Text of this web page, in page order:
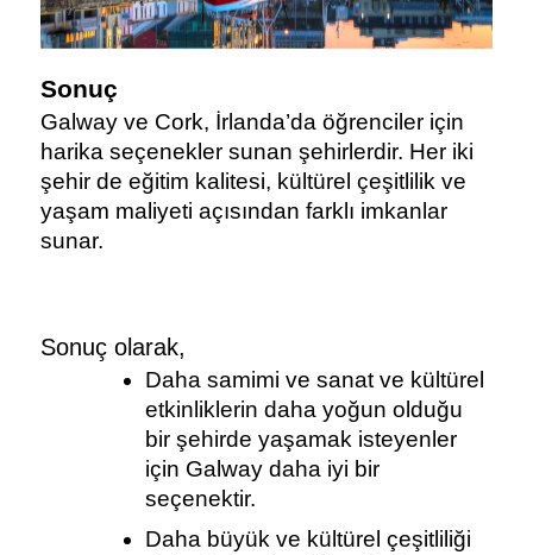
Sonuç
Galway ve Cork, İrlanda’da öğrenciler için
harika seçenekler sunan şehirlerdir. Her iki
şehir de eğitim kalitesi, kültürel çeşitlilik ve
yaşam maliyeti açısından farklı imkanlar
sunar.
Sonuç olarak,
Daha samimi ve sanat ve kültürel
etkinliklerin daha yoğun olduğu
bir şehirde yaşamak isteyenler
için Galway daha iyi bir
seçenektir.
Daha büyük ve kültürel çeşitliliği